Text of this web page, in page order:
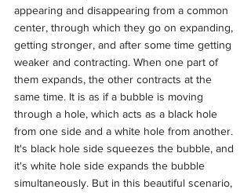
appearing and disappearing from a common
center, through which they go on expanding,
getting stronger, and after some time getting
weaker and contracting. When one part of
them expands, the other contracts at the
same time. It is as if a bubble is moving
through a hole, which acts as a black hole
from one side and a white hole from another.
It's black hole side squeezes the bubble, and
it's white hole side expands the bubble
simultaneously. But in this beautiful scenario,